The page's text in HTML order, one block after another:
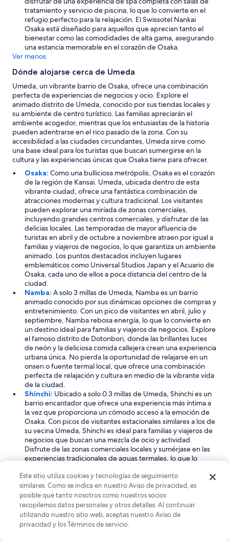
tratamiento y servicio de piscina, lo que lo convierte en el
refugio perfecto para la relajación. El Swissotel Nankai
Osaka está diseñado para aquellos que aprecian tanto el
bienestar como las comodidades de alta gama, asegurando
una estancia memorable en el corazón de Osaka.
Ver menos
Dónde alojarse cerca de Umeda
Umeda, un vibrante barrio de Osaka, ofrece una combinación
perfecta de experiencias de negocios y ocio. Explore el
animado distrito de Umeda, conocido por sus tiendas locales y
su ambiente de centro turístico. Las familias apreciarán el
ambiente acogedor, mientras que los entusiastas de la historia
pueden adentrarse en el rico pasado de la zona. Con su
accesibilidad a las ciudades circundantes, Umeda sirve como
una base ideal para los turistas que buscan sumergirse en la
cultura y las experiencias únicas que Osaka tiene para ofrecer.
Osaka: Como una bulliciosa metrópolis, Osaka es el corazón
de la región de Kansai. Umeda, ubicada dentro de esta
vibrante ciudad, ofrece una fantástica combinación de
atracciones modernas y cultura tradicional. Los visitantes
pueden explorar una miríada de zonas comerciales,
incluyendo grandes centros comerciales, y disfrutar de las
delicias locales. Las temporadas de mayor afluencia de
turistas en abril y de octubre a noviembre atraen por igual a
familias y viajeros de negocios, lo que garantiza un ambiente
animado. Los puntos destacados incluyen lugares
emblemáticos como Universal Studios Japan y el Acuario de
Osaka, cada uno de ellos a poca distancia del centro de la
ciudad.
Namba: A solo 3 millas de Umeda, Namba es un barrio
animado conocido por sus dinámicas opciones de compras y
entretenimiento. Con un pico de visitantes en abril, julio y
septiembre, Namba rebosa energía, lo que lo convierte en
un destino ideal para familias y viajeros de negocios. Explore
el famoso distrito de Dotonbori, donde las brillantes luces
de neón y la deliciosa comida callejera crean una experiencia
urbana única. No pierda la oportunidad de relajarse en un
onsen o fuente termal local, que ofrece una combinación
perfecta de relajación y cultura en medio de la vibrante vida
de la ciudad.
Shinchi: Ubicado a solo 0.3 millas de Umeda, Shinchi es un
barrio encantador que ofrece una experiencia más íntima a
la vez que proporciona un cómodo acceso a la emoción de
Osaka. Con picos de visitantes estacionales similares a los de
su vecina Umeda, Shinchi es ideal para familias y viajeros de
negocios que buscan una mezcla de ocio y actividad.
Disfrute de las zonas comerciales locales y sumérjase en las
experiencias tradicionales de aguas termales, lo que lo
exploración de la ciudad. La proximidad a las principales
atracciones asegura que nunca estará lejos de la acción.
Ver menos
Cosas que hacer cerca de Umeda
Umeda es un destino vibrante perfecto tanto para familias como
Este sitio utiliza cookies y tecnologías de seguimiento
similares. Como se indica en nuestro Aviso de privacidad, es
posible que tanto nosotros como nuestros socios
recopilemos datos personales y otros detalles. Al continuar
utilizando nuestro sitio web, aceptas nuestro Aviso de
privacidad y los Términos de servicio.